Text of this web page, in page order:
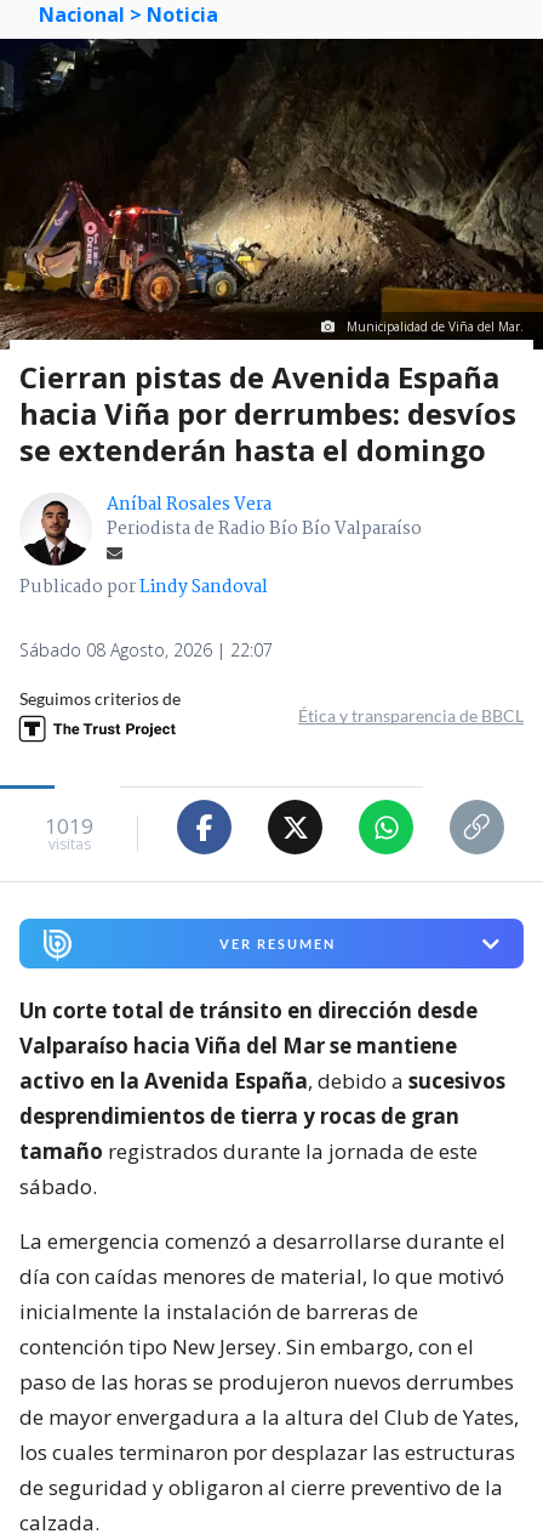
Nacional > Noticia
Municipalidad de Viña del Mar.
Cierran pistas de Avenida España
hacia Viña por derrumbes: desvíos
se extenderán hasta el domingo
Aníbal Rosales Vera
Periodista de Radio Bío Bío Valparaíso
Publicado porLindy Sandoval
Sábado 08 Agosto, 2026 | 22:07
Seguimos criterios de
Ética y transparencia de BBCL
1019
visitas
VER RESUMEN
Un corte total de tránsito en dirección desde
Valparaíso hacia Viña del Mar se mantiene
activo en la Avenida España, debido a sucesivos
desprendimientos de tierra y rocas de gran
tamaño registrados durante la jornada de este
sábado.
La emergencia comenzó a desarrollarse durante el
día con caídas menores de material, lo que motivó
inicialmente la instalación de barreras de
contención tipo New Jersey. Sin embargo, con el
paso de las horas se produjeron nuevos derrumbes
de mayor envergadura a la altura del Club de Yates,
los cuales terminaron por desplazar las estructuras
de seguridad y obligaron al cierre preventivo de la
calzada.